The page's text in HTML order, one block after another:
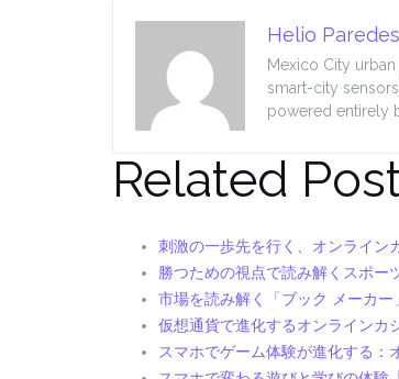
Helio Paredes
Mexico City
smart-city
powered entirely
Related
刺激の一歩先を行く、オンライン
勝つための視点で読み解くスポー
市場を読み解く「ブック メーカ
仮想通貨で進化するオンラインカ
スマホでゲーム体験が進化する：